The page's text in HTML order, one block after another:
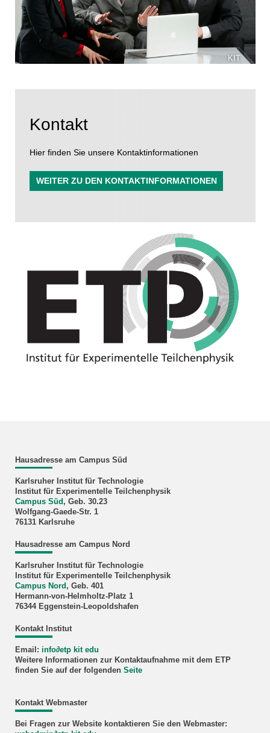
KIT
Kontakt
Hier finden Sie unsere Kontaktinformationen
WEITER ZU DEN KONTAKTINFORMATIONEN
Hausadresse am Campus Süd
Karlsruher Institut für Technologie
Institut für Experimentelle Teilchenphysik
Campus Süd , Geb. 30.23
Wolfgang-Gaede-Str. 1
76131 Karlsruhe
Hausadresse am Campus Nord
Karlsruher Institut für Technologie
Institut für Experimentelle Teilchenphysik
Campus Nord , Geb. 401
Hermann-von-Helmholtz-Platz 1
76344 Eggenstein-Leopoldshafen
Kontakt Institut
Email: info∂etp kit edu
Weitere Informationen zur Kontaktaufnahme mit dem ETP
finden Sie auf der folgenden Seite
Kontakt Webmaster
Bei Fragen zur Website kontaktieren Sie den Webmaster: